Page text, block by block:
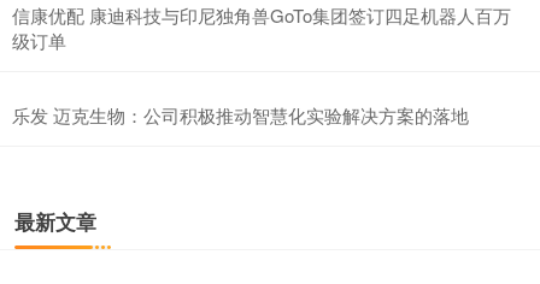
信康优配 康迪科技与印尼独角兽GoTo集团签订四足机器人百万
级订单
乐发 迈克生物：公司积极推动智慧化实验解决方案的落地
最新文章